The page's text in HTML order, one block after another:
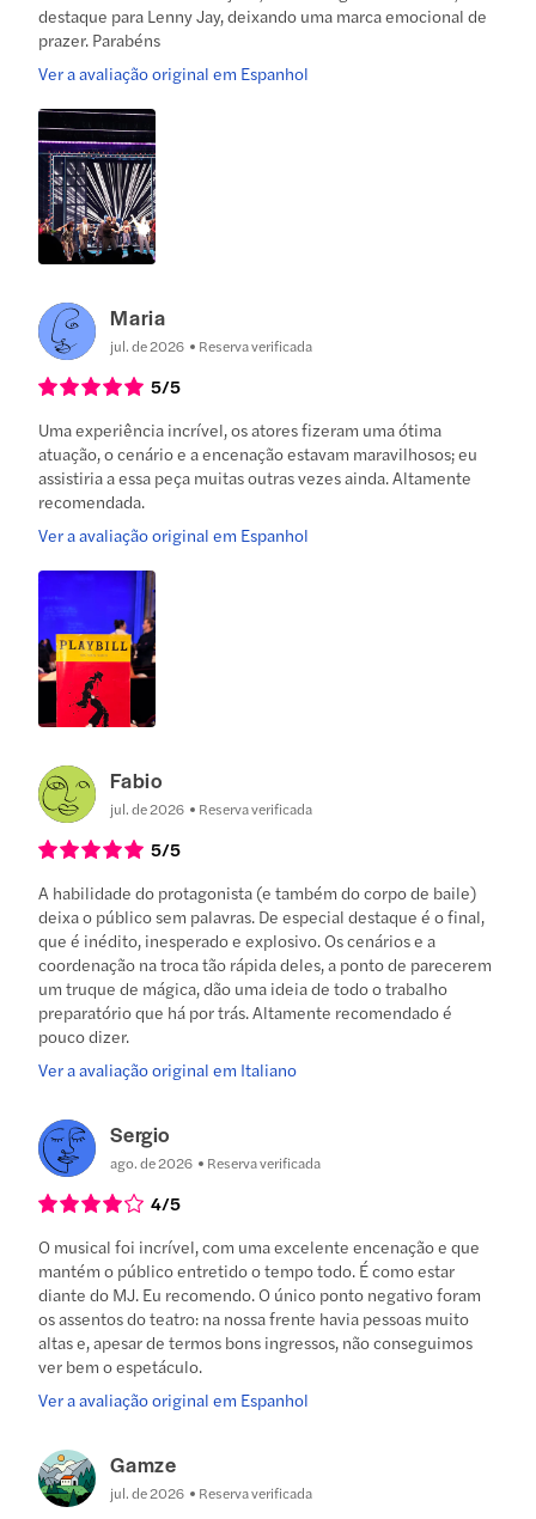
destaque para Lenny Jay, deixando uma marca emocional de
prazer. Parabéns
Ver a avaliação original em Espanhol
Maria
jul. de 2026 Reserva verificada
5/5
Uma experiência incrível, os atores fizeram uma ótima
atuação, o cenário e a encenação estavam maravilhosos; eu
assistiria a essa peça muitas outras vezes ainda. Altamente
recomendada.
Ver a avaliação original em Espanhol
Fabio
jul. de 2026 Reserva verificada
5/5
A habilidade do protagonista (e também do corpo de baile)
deixa o público sem palavras. De especial destaque é o final,
que é inédito, inesperado e explosivo. Os cenários e a
coordenação na troca tão rápida deles, a ponto de parecerem
um truque de mágica, dão uma ideia de todo o trabalho
preparatório que há por trás. Altamente recomendado é
pouco dizer.
Ver a avaliação original em Italiano
Sergio
ago. de 2026 Reserva verificada
4/5
O musical foi incrível, com uma excelente encenação e que
mantém o público entretido o tempo todo. É como estar
diante do MJ. Eu recomendo. O único ponto negativo foram
os assentos do teatro: na nossa frente havia pessoas muito
altas e, apesar de termos bons ingressos, não conseguimos
ver bem o espetáculo.
Ver a avaliação original em Espanhol
Gamze
jul. de 2026 Reserva verificada